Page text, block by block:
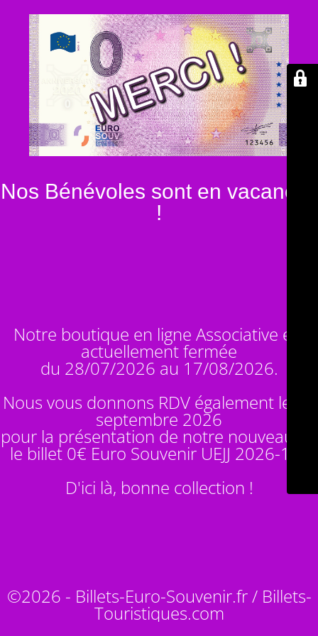
Nos Bénévoles sont en vacances
!
Notre boutique en ligne Associative est
actuellement fermée
du 28/07/2026 au 17/08/2026.
Nous vous donnons RDV également le 14
septembre 2026
pour la présentation de notre nouveauté :
le billet 0€ Euro Souvenir UEJJ 2026-10
D'ici là, bonne collection !
©2026 - Billets-Euro-Souvenir.fr / Billets-
Touristiques.com